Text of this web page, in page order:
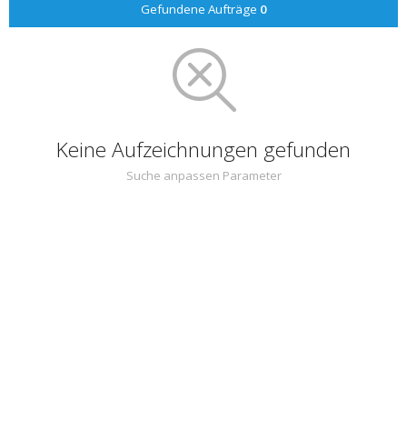
Gefundene Aufträge 0
Keine Aufzeichnungen gefunden
Suche anpassen Parameter